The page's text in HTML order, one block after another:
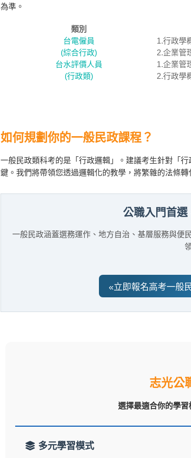
為準。
類別
台電僱員
(綜合行政)
1.行政學
2.企業管
台水評價人員
(行政類)
1.企業管
2.行政學
如何規劃你的一般民政課程？
一般民政類科考的是「行政邏輯」。建議考生針對「
鍵。我們將帶領您透過邏輯化的教學，將繁雜的法條轉
公職入門首
一般民政涵蓋選務運作、地方自治、基層服務與便
«立即報名高考一般
志光公
選擇最適合你的學
多元學習模式